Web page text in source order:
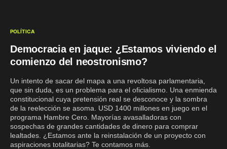
POLÍTICA
Democracia en jaque: ¿Estamos viviendo el
comienzo del neostronismo?
Un intento de sacar del mapa a una revoltosa parlamentaria,
que sin duda, es un problema para el oficialismo. Una enmienda
constitucional cuya pretensión real se desconoce y la sombra
de la reelección se asoma. USD 1400 millones en juego en el
programa Hambre Cero. Mayorías avasalladoras con
sospechas de grandes cantidades de dinero para comprar
lealtades. ¿Estamos ante la reinstalación de un proyecto con
aspiraciones totalitarias? Te contamos más.